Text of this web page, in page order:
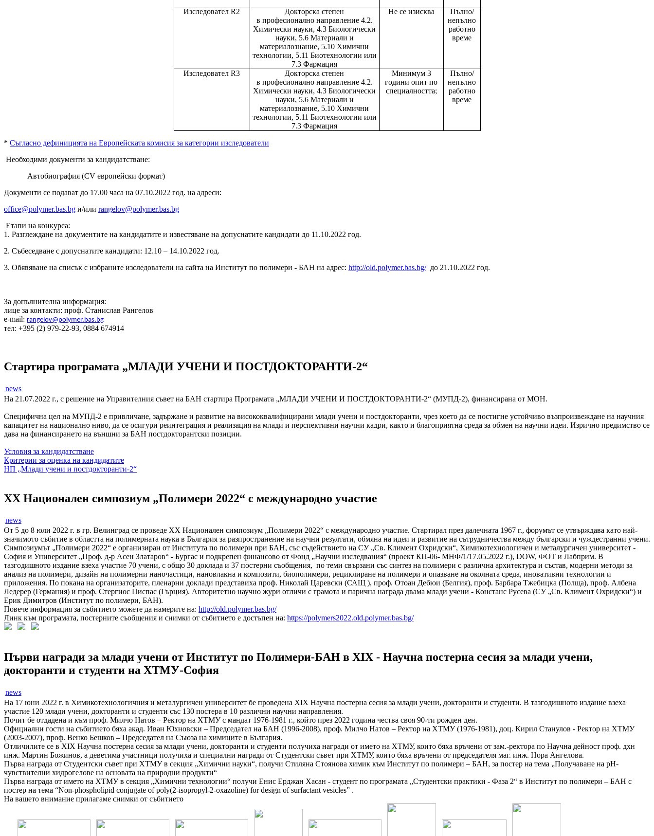
Изследовател R2
Докторска степен
в професионално направление 4.2.
Химически науки, 4.3 Биологически
науки, 5.6 Материали и
материалознание, 5.10 Химични
технологии, 5.11 Биотехнологии или
7.3 Фармация
Не се изисква
Пълно/
непълно
работно
време
Изследовател R3
Докторска степен
в професионално направление 4.2.
Химически науки, 4.3 Биологически
науки, 5.6 Материали и
материалознание, 5.10 Химични
технологии, 5.11 Биотехнологии или
7.3 Фармация
Минимум 3
години опит по
специалността;
Пълно/
непълно
работно
време
* Съгласно дефиницията на Европейската комисия за категории изследователи
Необходими документи за кандидатстване:
Автобиография (CV европейски формат)
Документи се подават до 17.00 часа на 07.10.2022 год. на адреси:
office@polymer.bas.bg и/или rangelov@polymer.bas.bg
Етапи на конкурса:
1. Разглеждане на документите на кандидатите и известяване на допуснатите кандидати до 11.10.2022 год.
2. Събеседване с допуснатите кандидати: 12.10 – 14.10.2022 год.
3. Обявяване на списък с избраните изследователи на сайта на Институт по полимери - БАН на адрес: http://old.polymer.bas.bg/ до 21.10.2022 год.
За допълнителна информация:
лице за контакти: проф. Станислав Рангелов
e-mail: rangelov@polymer.bas.bg
тел: +395 (2) 979-22-93, 0884 674914
Стартира програмата „МЛАДИ УЧЕНИ И ПОСТДОКТОРАНТИ-2“
news
На 21.07.2022 г., с решение на Управителния съвет на БАН стартира Програмата „МЛАДИ УЧЕНИ И ПОСТДОКТОРАНТИ-2“ (МУПД-2), финансирана от МОН.
Специфична цел на МУПД-2 е привличане, задържане и развитие на висококвалифицирани млади учени и постдокторанти, чрез което да се постигне устойчиво възпроизвеждане на научния
капацитет на национално ниво, да се осигури реинтеграция и реализация на млади и перспективни научни кадри, както и благоприятна среда за обмен на научни идеи. Изрично предимство се
дава на финансирането на външни за БАН постдокторантски позиции.
Условия за кандидатстване
Критерии за оценка на кандидатите
НП „Млади учени и постдокторанти-2“
XX Национален симпозиум „Полимери 2022“ с международно участие
news
От 5 до 8 юли 2022 г. в гр. Велинград се проведе ХХ Национален симпозиум „Полимери 2022“ с международно участие. Стартирал през далечната 1967 г., форумът се утвърждава като най-
значимото събитие в областта на полимерната наука в България за разпространение на научни резултати, обмяна на идеи и развитие на сътрудничества между български и чуждестранни учени.
Симпозиумът „Полимери 2022“ е организиран от Института по полимери при БАН, със съдействието на СУ „Св. Климент Охридски“, Химикотехнологичен и металургичен университет -
София и Университет „Проф. д-р Асен Златаров“ - Бургас и подкрепен финансово от Фонд „Научни изследвания“ (проект КП-06- МНФ/1/17.05.2022 г.), DOW, ФОТ и Лабприм. В
тазгодишното издание взеха участие 70 учени, с общо 30 доклада и 37 постерни съобщения, по теми свързани със синтез на полимери с различна архитектура и състав, модерни методи за
анализ на полимери, дизайн на полимерни наночастици, нановлакна и композити, биополимери, рециклиране на полимери и опазване на околната среда, иновативни технологии и
приложения. По покана на организаторите, пленарни доклади представиха проф. Николай Царевски (САЩ ), проф. Отоан Дебюи (Белгия), проф. Барбара Тжебицка (Полща), проф. Албена
Ледерер (Германия) и проф. Стергиос Писпас (Гърция). Авторитетно научно жури отличи с грамота и парична награда двама млади учени - Констанс Русева (СУ „Св. Климент Охридски“) и
Ерик Димитров (Институт по полимери, БАН).
Повече информация за събитието можете да намерите на: http://old.polymer.bas.bg/
Линк към програмата, постерните съобщения и снимки от събитието е достъпен на: https://polymers2022.old.polymer.bas.bg/
Първи награди за млади учени от Институт по Полимери-БАН в XIX - Научна постерна сесия за млади учени,
докторанти и студенти на ХТМУ-София
news
На 17 юни 2022 г. в Химикотехнологичния и металургичен университет бе проведена XIX Научна постерна сесия за млади учени, докторанти и студенти. В тазгодишното издание взеха
участие 120 млади учени, докторанти и студенти със 130 постера в 10 различни научни направления.
Почит бе отдадена и към проф. Милчо Натов – Ректор на ХТМУ с мандат 1976-1981 г., който през 2022 година чества своя 90-ти рожден ден.
Официални гости на събитието бяха акад. Иван Юхновски – Председател на БАН (1996-2008), проф. Милчо Натов – Ректор на ХТМУ (1976-1981), доц. Кирил Станулов - Ректор на ХТМУ
(2003-2007), проф. Венко Бешков – Председател на Съюза на химиците в България.
Отличилите се в XIX Научна постерна сесия за млади учени, докторанти и студенти получиха награди от името на ХТМУ, които бяха връчени от зам.-ректора по Научна дейност проф. дхн
инж. Мартин Божинов, а деветима участници получиха и специални награди от Студентски съвет при ХТМУ, които бяха връчени от председателя маг. инж. Нора Ангелова.
Първа награда от Студентски съвет при ХТМУ в секция „Химични науки“, получи Стиляна Стоянова химик към Институт по полимери – БАН, за постер на тема „Получаване на pH-
чувствителни хидрогелове на основата на природни продукти“
Първа награда от името на ХТМУ в секция „Химични технологии“ получи Енис Ерджан Хасан - студент по програмата „Студентски практики - Фаза 2“ в Институт по полимери – БАН с
постер на тема “Non-phospholipid conjugate of poly(2-isopropyl-2-oxazoline) for design of surfactant vesicles” .
На вашето внимание прилагаме снимки от събитието